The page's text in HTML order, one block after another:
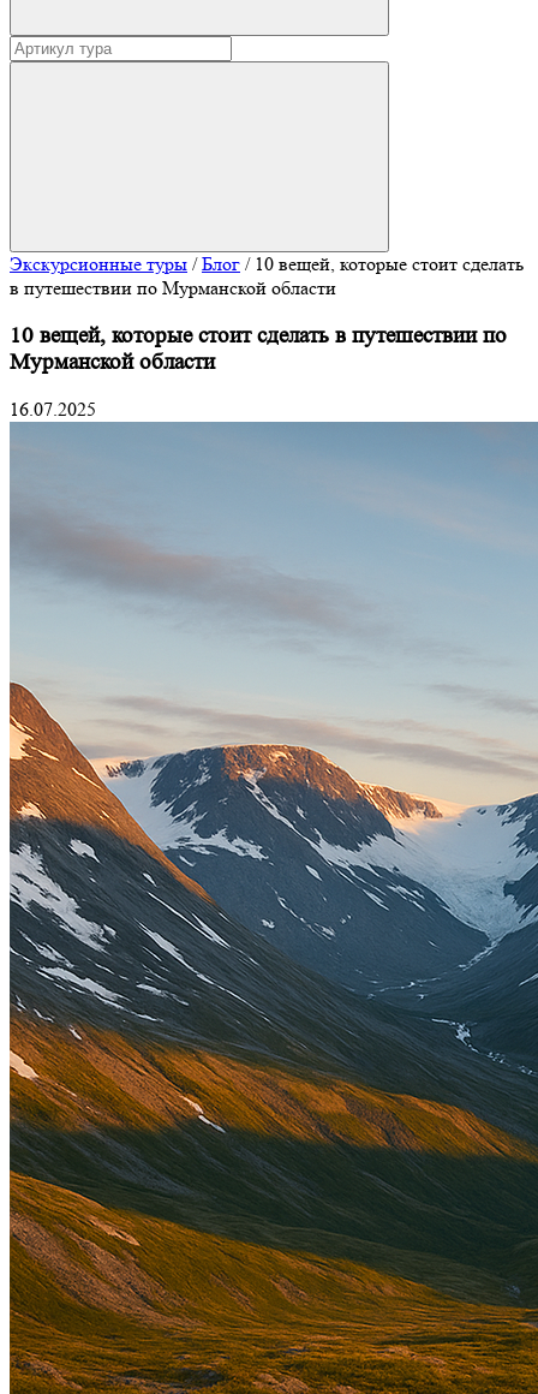
Экскурсионные туры /Блог / 10 вещей, которые стоит сделать
в путешествии по Мурманской области
10 вещей, которые стоит сделать в путешествии по
Мурманской области
16.07.2025